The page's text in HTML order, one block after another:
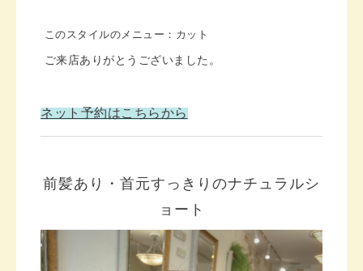
このスタイルのメニュー：カット
ご来店ありがとうございました。
ネット予約はこちらから
前髪あり・首元すっきりのナチュラルシ
ョート